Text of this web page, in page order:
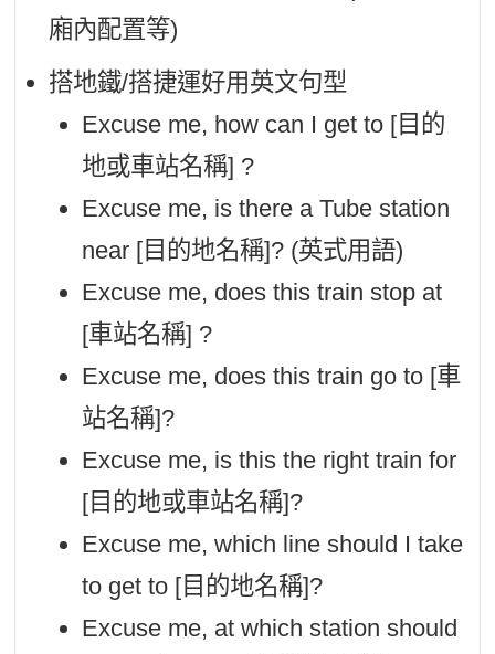
廂內配置等)
搭地鐵/搭捷運好用英文句型
Excuse me, how can I get to [目的
地或車站名稱] ?
Excuse me, is there a Tube station
near [目的地名稱]? (英式用語)
Excuse me, does this train stop at
[車站名稱] ?
Excuse me, does this train go to [車
站名稱]?
Excuse me, is this the right train for
[目的地或車站名稱]?
Excuse me, which line should I take
to get to [目的地名稱]?
Excuse me, at which station should